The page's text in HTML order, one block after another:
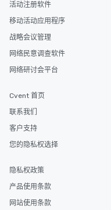
活动注册软件
移动活动应用程序
战略会议管理
网络民意调查软件
网络研讨会平台
Cvent 首页
联系我们
客户支持
您的隐私权选择
隐私权政策
产品使用条款
网站使用条款